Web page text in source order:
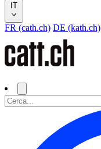
IT
FR (cath.ch) DE (kath.ch)